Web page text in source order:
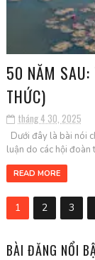
50 NĂM SAU:
THỨC)
tháng 4 30, 2025
Dưới đây là bài nói
luận do các hội đoàn
READ MORE
1 2 3
BÀI ĐĂNG NỔI